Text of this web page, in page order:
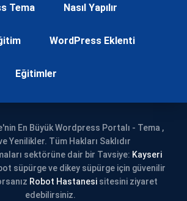
Tema Nasıl Yapılır
WordPress Eklenti
Eğitimler
En Büyük Wordpress Portalı - Tema ,
Yenilikler. Tüm Hakları Saklıdır
sektörüne dair bir Tavsiye: Kayseri
süpürge ve dikey süpürge için güvenilir
Robot Hastanesi sitesini ziyaret
edebilirsiniz.